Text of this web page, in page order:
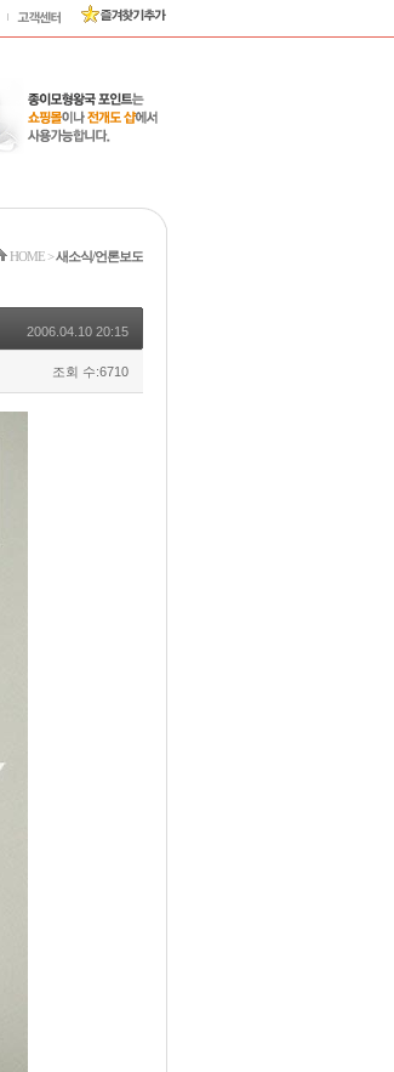
HOME >새소식/언론보도
2006.04.10 20:15
조회 수:6710